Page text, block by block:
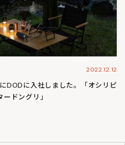
2022.12.12
DODに入社しました。「オシリピ
ドングリ」